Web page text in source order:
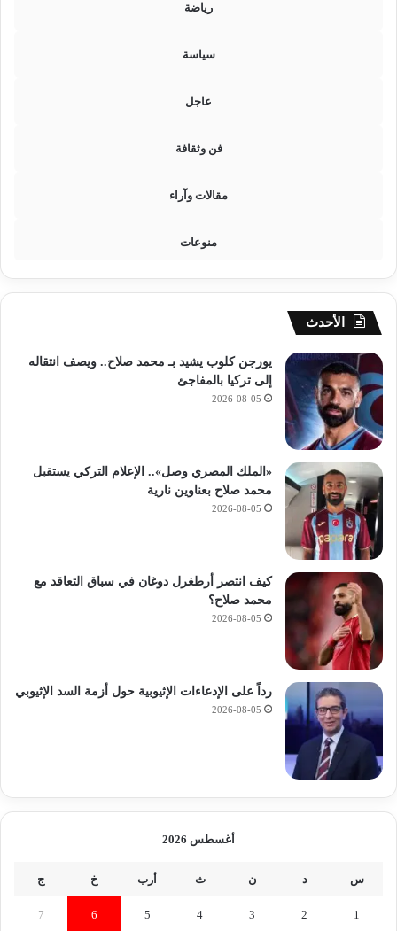
رياضة
سياسة
عاجل
فن وثقافة
مقالات وآراء
منوعات
الأحدث
يورجن كلوب يشيد بـ محمد صلاح.. ويصف انتقاله
إلى تركيا بالمفاجئ
2026-08-05
«الملك المصري وصل».. الإعلام التركي يستقبل
محمد صلاح بعناوين نارية
2026-08-05
كيف انتصر أرطغرل دوغان في سباق التعاقد مع
محمد صلاح؟
2026-08-05
رداً على الإدعاءات الإثيوبية حول أزمة السد الإثيوبي
2026-08-05
أغسطس 2026
س د ن ث أرب خ ج
1
2
3
4
5
6
7